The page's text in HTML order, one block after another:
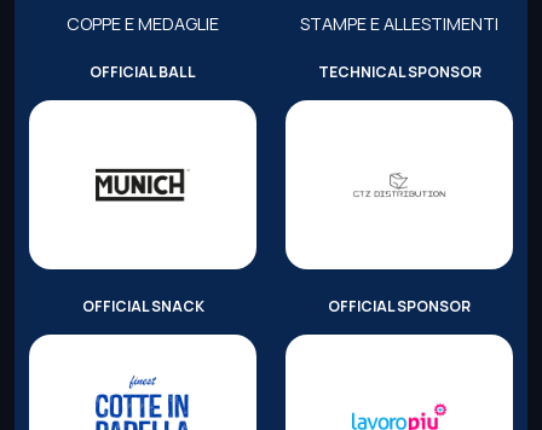
COPPE E MEDAGLIE STAMPE E ALLESTIMENTI
OFFICIAL BALL TECHNICAL SPONSOR
OFFICIAL SNACK OFFICIAL SPONSOR